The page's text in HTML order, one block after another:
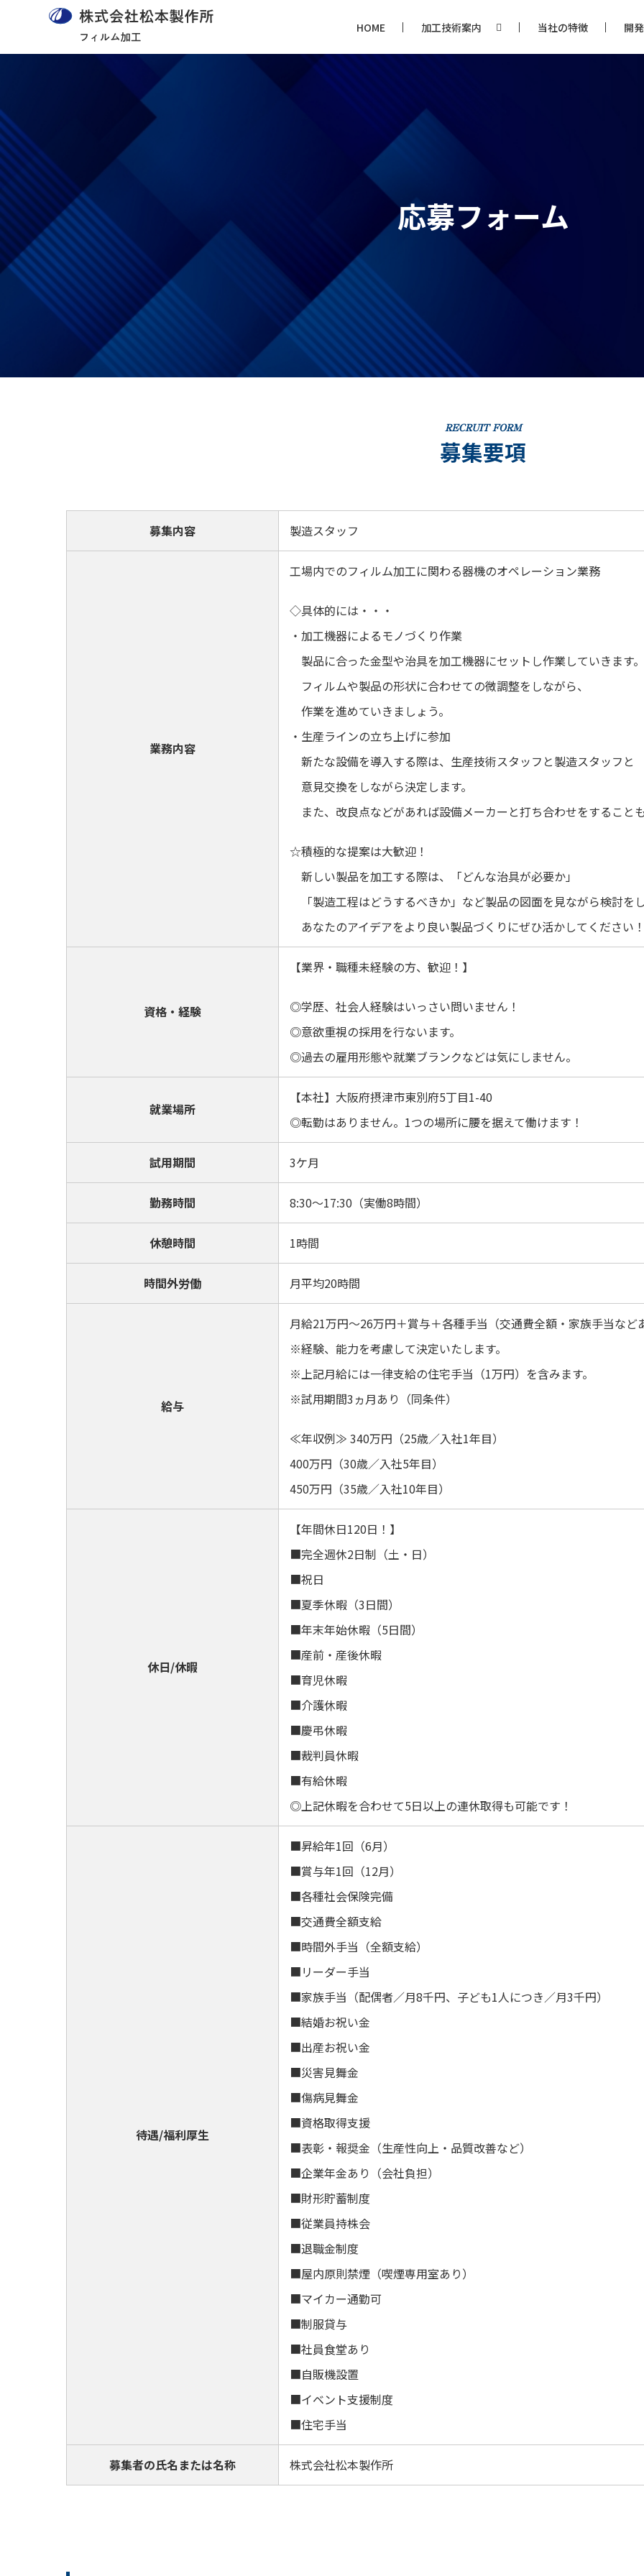
HOME 加工技術案内 当社の特徴 開
応募フォーム
募集要項
募集内容 製造スタッフ
業務内容
工場内でのフィルム加工に関わる器機のオペレーション業務
◇具体的には・・・
・加工機器によるモノづくり作業
製品に合った金型や治具を加工機器にセットし作業していきます。
フィルムや製品の形状に合わせての微調整をしながら、
作業を進めていきましょう。
・生産ラインの立ち上げに参加
新たな設備を導入する際は、生産技術スタッフと製造スタッフと
意見交換をしながら決定します。
また、改良点などがあれば設備メーカーと打ち合わせをすること
☆積極的な提案は大歓迎！
新しい製品を加工する際は、「どんな治具が必要か」
「製造工程はどうするべきか」など製品の図面を見ながら検討を
あなたのアイデアをより良い製品づくりにぜひ活かしてください
資格・経験
【業界・職種未経験の方、歓迎！】
◎学歴、社会人経験はいっさい問いません！
◎意欲重視の採用を行ないます。
◎過去の雇用形態や就業ブランクなどは気にしません。
就業場所
【本社】大阪府摂津市東別府5丁目1-40
◎転勤はありません。1つの場所に腰を据えて働けます！
試用期間 3ケ月
勤務時間 8:30～17:30（実働8時間）
休憩時間 1時間
時間外労働 月平均20時間
給与
月給21万円～26万円＋賞与＋各種手当（交通費全額・家族手当など
※経験、能力を考慮して決定いたします。
※上記月給には一律支給の住宅手当（1万円）を含みます。
※試用期間3ヵ月あり（同条件）
≪年収例≫ 340万円（25歳／入社1年目）
400万円（30歳／入社5年目）
450万円（35歳／入社10年目）
休日/休暇
【年間休日120日！】
■完全週休2日制（土・日）
■祝日
■夏季休暇（3日間）
■年末年始休暇（5日間）
■産前・産後休暇
■育児休暇
■介護休暇
■慶弔休暇
■裁判員休暇
■有給休暇
◎上記休暇を合わせて5日以上の連休取得も可能です！
待遇/福利厚生
■昇給年1回（6月）
■賞与年1回（12月）
■各種社会保険完備
■交通費全額支給
■時間外手当（全額支給）
■リーダー手当
■家族手当（配偶者／月8千円、子ども1人につき／月3千円）
■結婚お祝い金
■出産お祝い金
■災害見舞金
■傷病見舞金
■資格取得支援
■表彰・報奨金（生産性向上・品質改善など）
■企業年金あり（会社負担）
■財形貯蓄制度
■従業員持株会
■退職金制度
■屋内原則禁煙（喫煙専用室あり）
■マイカー通勤可
■制服貸与
■社員食堂あり
■自販機設置
■イベント支援制度
■住宅手当
募集者の氏名または名称 株式会社松本製作所